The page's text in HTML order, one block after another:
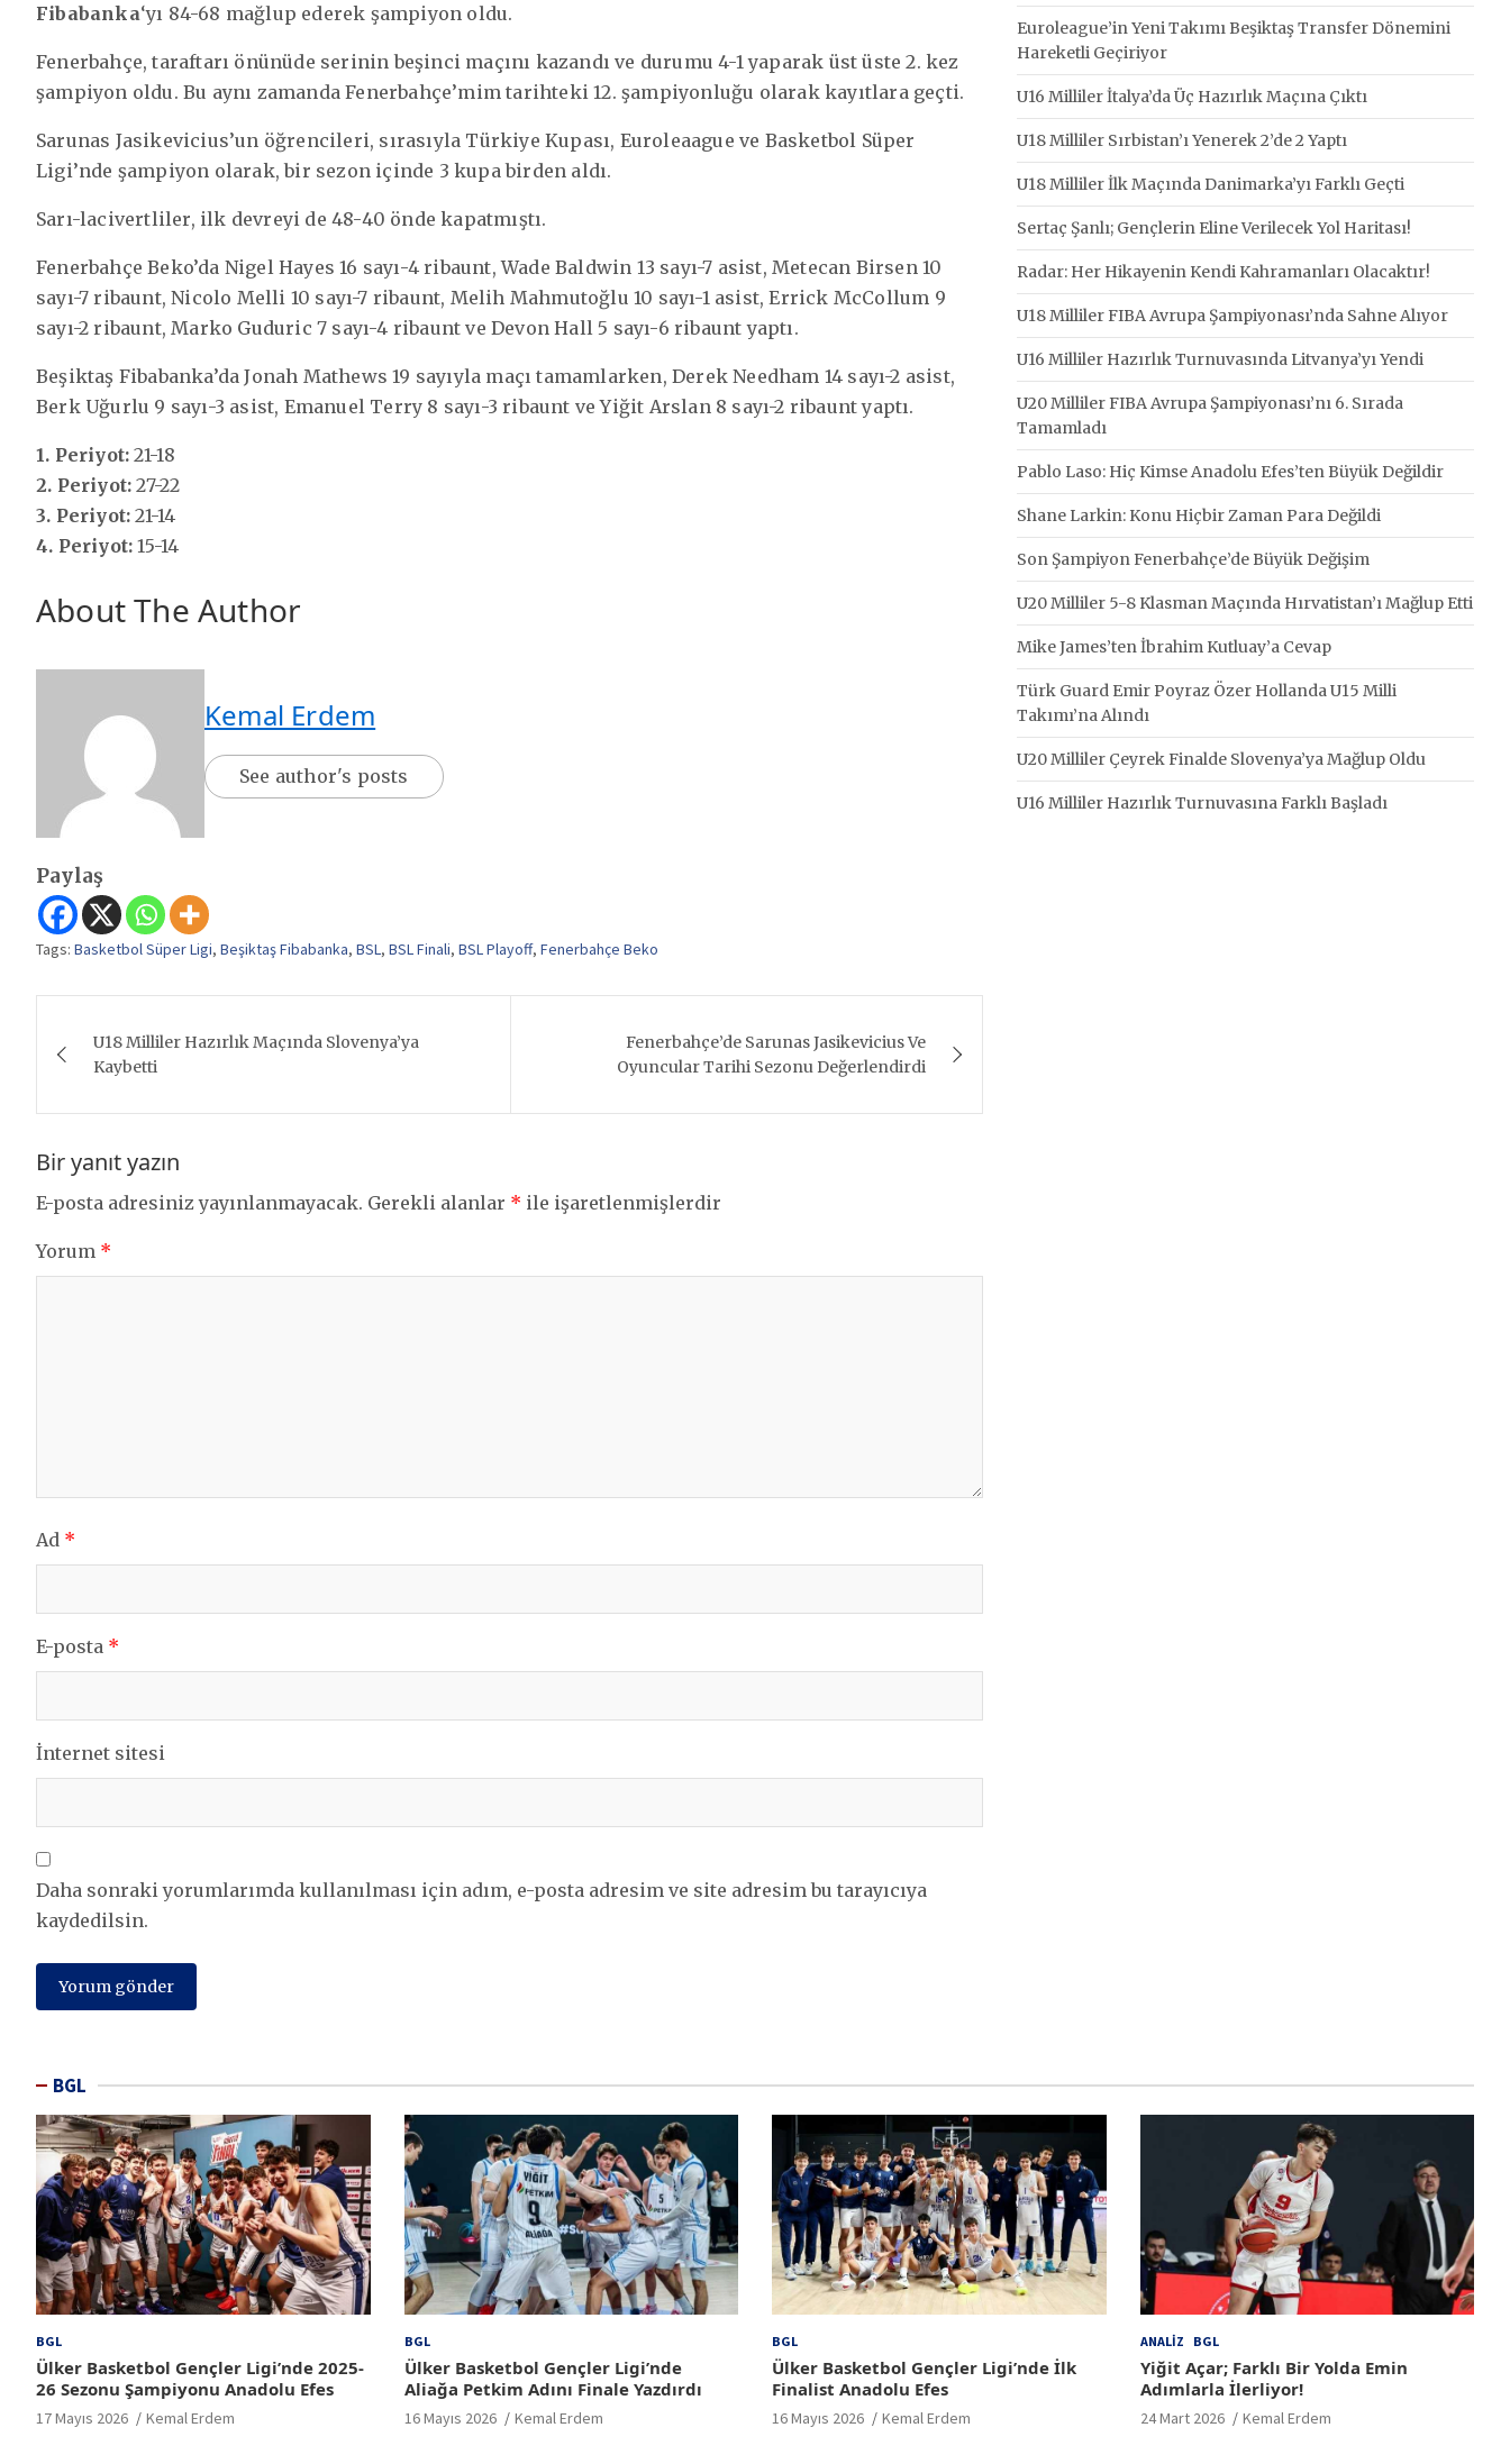
Fibabanka‘yı 84-68 mağlup ederek şampiyon oldu.
Fenerbahçe, taraftarı önünüde serinin beşinci maçını kazandı ve durumu 4-1 yaparak üst üste 2. kez
şampiyon oldu. Bu aynı zamanda Fenerbahçe’mim tarihteki 12. şampiyonluğu olarak kayıtlara geçti.
Sarunas Jasikevicius’un öğrencileri, sırasıyla Türkiye Kupası, Euroleaague ve Basketbol Süper
Ligi’nde şampiyon olarak, bir sezon içinde 3 kupa birden aldı.
Sarı-lacivertliler, ilk devreyi de 48-40 önde kapatmıştı.
Fenerbahçe Beko’da Nigel Hayes 16 sayı-4 ribaunt, Wade Baldwin 13 sayı-7 asist, Metecan Birsen 10
sayı-7 ribaunt, Nicolo Melli 10 sayı-7 ribaunt, Melih Mahmutoğlu 10 sayı-1 asist, Errick McCollum 9
sayı-2 ribaunt, Marko Guduric 7 sayı-4 ribaunt ve Devon Hall 5 sayı-6 ribaunt yaptı.
Beşiktaş Fibabanka’da Jonah Mathews 19 sayıyla maçı tamamlarken, Derek Needham 14 sayı-2 asist,
Berk Uğurlu 9 sayı-3 asist, Emanuel Terry 8 sayı-3 ribaunt ve Yiğit Arslan 8 sayı-2 ribaunt yaptı.
1. Periyot: 21-18
2. Periyot: 27-22
3. Periyot: 21-14
4. Periyot: 15-14
About The Author
Kemal Erdem
See author's posts
Paylaş
Tags: Basketbol Süper Ligi, Beşiktaş Fibabanka, BSL, BSL Finali, BSL Playoff, Fenerbahçe Beko
gezinmesi
U18 Milliler Hazırlık Maçında Slovenya’ya
Kaybetti
Fenerbahçe’de Sarunas Jasikevicius Ve
Oyuncular Tarihi Sezonu Değerlendirdi
Bir yanıt yazın
E-posta adresiniz yayınlanmayacak. Gerekli alanlar * ile işaretlenmişlerdir
Yorum *
Ad *
E-posta *
İnternet sitesi
Daha sonraki yorumlarımda kullanılması için adım, e-posta adresim ve site adresim bu tarayıcıya
kaydedilsin.
Euroleague’in Yeni Takımı Beşiktaş Transfer Dönemini
Hareketli Geçiriyor
U16 Milliler İtalya’da Üç Hazırlık Maçına Çıktı
U18 Milliler Sırbistan’ı Yenerek 2’de 2 Yaptı
U18 Milliler İlk Maçında Danimarka’yı Farklı Geçti
Sertaç Şanlı; Gençlerin Eline Verilecek Yol Haritası!
Radar: Her Hikayenin Kendi Kahramanları Olacaktır!
U18 Milliler FIBA Avrupa Şampiyonası’nda Sahne Alıyor
U16 Milliler Hazırlık Turnuvasında Litvanya’yı Yendi
U20 Milliler FIBA Avrupa Şampiyonası’nı 6. Sırada
Tamamladı
Pablo Laso: Hiç Kimse Anadolu Efes’ten Büyük Değildir
Shane Larkin: Konu Hiçbir Zaman Para Değildi
Son Şampiyon Fenerbahçe’de Büyük Değişim
U20 Milliler 5-8 Klasman Maçında Hırvatistan’ı Mağlup Etti
Mike James’ten İbrahim Kutluay’a Cevap
Türk Guard Emir Poyraz Özer Hollanda U15 Milli
Takımı’na Alındı
U20 Milliler Çeyrek Finalde Slovenya’ya Mağlup Oldu
U16 Milliler Hazırlık Turnuvasına Farklı Başladı
BGL
BGL
Ülker Basketbol Gençler Ligi’nde 2025-
26 Sezonu Şampiyonu Anadolu Efes
17 Mayıs 2026 Kemal Erdem
BGL
Ülker Basketbol Gençler Ligi’nde
Aliağa Petkim Adını Finale Yazdırdı
16 Mayıs 2026 Kemal Erdem
BGL
Ülker Basketbol Gençler Ligi’nde İlk
Finalist Anadolu Efes
16 Mayıs 2026 Kemal Erdem
ANALIZ BGL
Yiğit Açar; Farklı Bir Yolda Emin
Adımlarla İlerliyor!
24 Mart 2026 Kemal Erdem